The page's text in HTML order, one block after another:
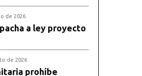
de 2026
a ley proyecto
de 2026
prohíbe